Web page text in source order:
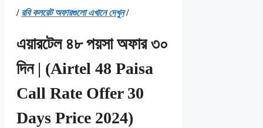
/ রবি কলরেট অফারগুলো এখানে দেখুন/
এয়ারটেল ৪৮ পয়সা অফার ৩০
দিন | (Airtel 48 Paisa
Call Rate Offer 30
Days Price 2024)